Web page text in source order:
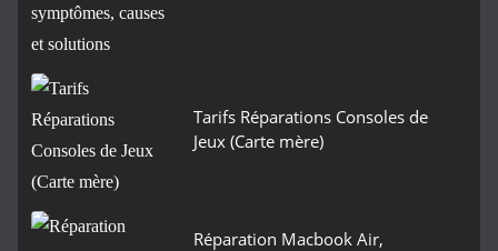
Tarifs Réparations Consoles de
Jeux (Carte mère)
Réparation Macbook Air,